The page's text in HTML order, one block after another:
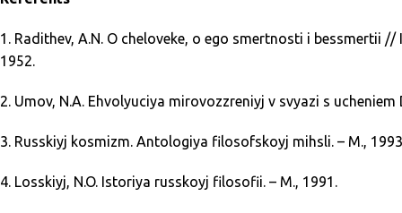
1. Radithev, A.N. O cheloveke, o ego smertnosti i bessmertii
1952.
2. Umov, N.A. Ehvolyuciya mirovozzreniyj v svyazi s
3. Russkiyj kosmizm. Antologiya filosofskoyj mihsli. – M.,
4. Losskiyj, N.O. Istoriya russkoyj filosofii. – M., 1991.